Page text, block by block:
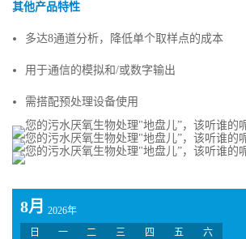
其他产品特性
多达8通道分析，降低单个取样点的成本
用于通信的模拟和/或数字输出
需搭配预处理设备使用
8月
2026年
日
一 二 三 四 五 六